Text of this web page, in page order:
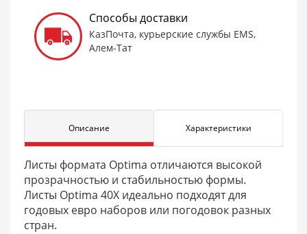
Способы доставки
КазПочта, курьерские службы EMS,
Алем-Тат
Описание Характеристики
Листы формата Optima отличаются высокой
прозрачностью и стабильностью формы.
Листы Optima 40Х идеально подходят для
годовых евро наборов или погодовок разных
стран.